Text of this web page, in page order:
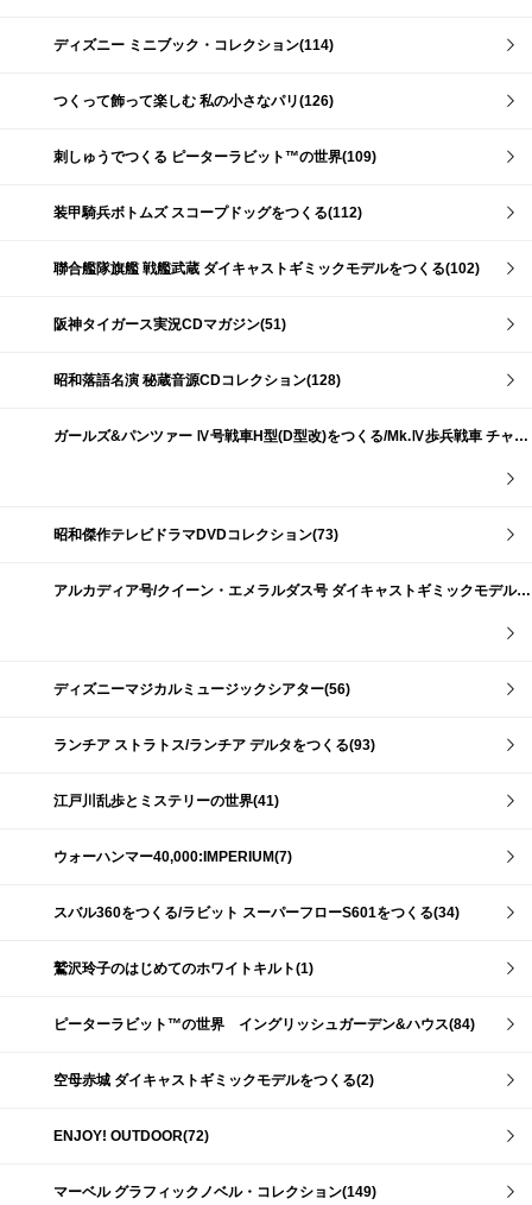
ディズニー ミニブック・コレクション(114)
つくって飾って楽しむ 私の小さなパリ(126)
刺しゅうでつくる ピーターラビット™の世界(109)
装甲騎兵ボトムズ スコープドッグをつくる(112)
聯合艦隊旗艦 戦艦武蔵 ダイキャストギミックモデルをつくる(102)
阪神タイガース実況CDマガジン(51)
昭和落語名演 秘蔵音源CDコレクション(128)
ガールズ&パンツァー Ⅳ号戦車H型(D型改)をつくる/Mk.Ⅳ歩兵戦車 チャーチルMk.Ⅶをつくる(191)
昭和傑作テレビドラマDVDコレクション(73)
アルカディア号/クイーン・エメラルダス号 ダイキャストギミックモデルをつくる(159)
ディズニーマジカルミュージックシアター(56)
ランチア ストラトス/ランチア デルタをつくる(93)
江戸川乱歩とミステリーの世界(41)
ウォーハンマー40,000:IMPERIUM(7)
スバル360をつくる/ラビット スーパーフローS601をつくる(34)
鷲沢玲子のはじめてのホワイトキルト(1)
ピーターラビット™の世界 イングリッシュガーデン&ハウス(84)
空母赤城 ダイキャストギミックモデルをつくる(2)
ENJOY! OUTDOOR(72)
マーベル グラフィックノベル・コレクション(149)